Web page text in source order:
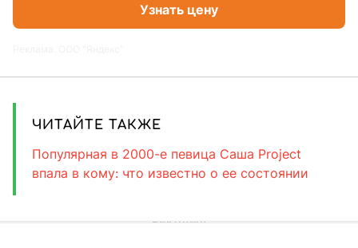
Узнать цену
ЧИТАЙТЕ ТАКЖЕ
Популярная в 2000-е певица Саша Project
впала в кому: что известно о ее состоянии